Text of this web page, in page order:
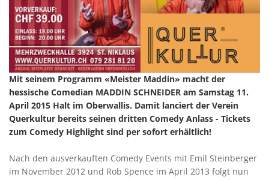
Mit seinem Programm «Meister Maddin» macht der
hessische Comedian MADDIN SCHNEIDER am Samstag 11.
April 2015 Halt im Oberwallis. Damit lanciert der Verein
Querkultur bereits seinen dritten Comedy Anlass - Tickets
zum Comedy Highlight sind per sofort erhältlich!
Nach den ausverkauften Comedy Events mit Emil Steinberger
im November 2012 und Rob Spence im April 2013 folgt nun